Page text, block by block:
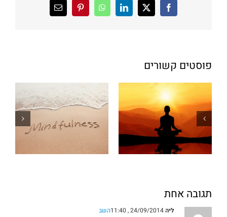
Facebook
X
LinkedIn
WhatsApp
Pinterestכתובת
דואר
פוסטים קשורים
תגובה אחת
ליה השב